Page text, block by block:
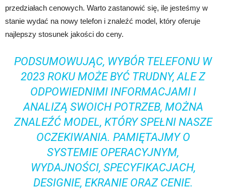
przedziałach cenowych. Warto zastanowić się, ile jesteśmy w
stanie wydać na nowy telefon i znaleźć model, który oferuje
najlepszy stosunek jakości do ceny.
PODSUMOWUJĄC, WYBÓR TELEFONU W
2023 ROKU MOŻE BYĆ TRUDNY, ALE Z
ODPOWIEDNIMI INFORMACJAMI I
ANALIZĄ SWOICH POTRZEB, MOŻNA
ZNALEŹĆ MODEL, KTÓRY SPEŁNI NASZE
OCZEKIWANIA. PAMIĘTAJMY O
SYSTEMIE OPERACYJNYM,
WYDAJNOŚCI, SPECYFIKACJACH,
DESIGNIE, EKRANIE ORAZ CENIE.